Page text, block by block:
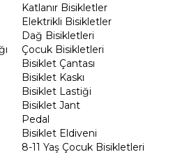
Katlanır Bisikletler
Elektrikli Bisikletler
Dağ Bisikletleri
Çocuk Bisikletleri
Bisiklet Çantası
Bisiklet Kaskı
Bisiklet Lastiği
Bisiklet Jant
Pedal
Bisiklet Eldiveni
8-11 Yaş Çocuk Bisikletleri